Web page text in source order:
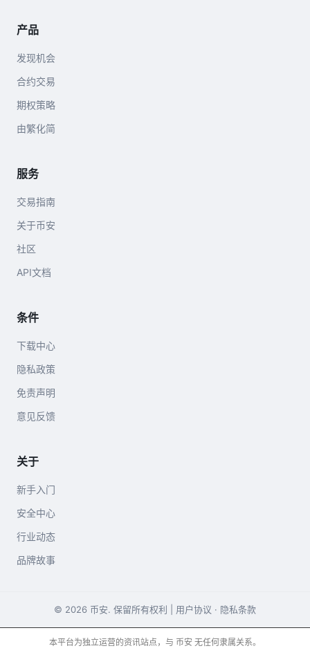
产品
发现机会
合约交易
期权策略
由繁化简
服务
交易指南
关于币安
社区
API文档
条件
下载中心
隐私政策
免责声明
意见反馈
关于
新手入门
安全中心
行业动态
品牌故事
© 2026 币安. 保留所有权利 | 用户协议 · 隐私条款
本平台为独立运营的资讯站点，与 币安 无任何隶属关系。